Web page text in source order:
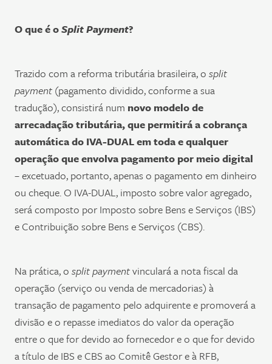
O que é oSplit Payment?
Trazido com a reforma tributária brasileira, o split
payment (pagamento dividido, conforme a sua
tradução), consistirá num novo modelo de
arrecadação tributária, que permitirá a cobrança
automática do IVA-DUAL em toda e qualquer
operação que envolva pagamento por meio digital
– excetuado, portanto, apenas o pagamento em dinheiro
ou cheque. O IVA-DUAL, imposto sobre valor agregado,
será composto por Imposto sobre Bens e Serviços (IBS)
e Contribuição sobre Bens e Serviços (CBS).
Na prática, o split paymentvinculará a nota fiscal da
operação (serviço ou venda de mercadorias) à
transação de pagamento pelo adquirente e promoverá a
divisão e o repasse imediatos do valor da operação
entre o que for devido ao fornecedor e o que for devido
a título de IBS e CBS ao Comitê Gestor e à RFB,